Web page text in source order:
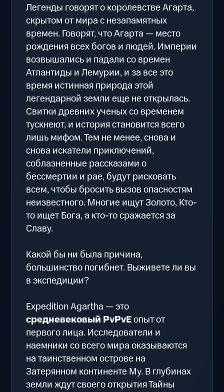
Легенды говорят о королевстве Агарта,
скрытом от мира с незапамятных
времен. Говорят, что Агарта — место
рождения всех богов и людей. Империи
возвышались и падали со времен
Атлантиды и Лемурии, и за все это
время истинная природа этой
легендарной земли еще не открылась.
Свитки древних ученых со временем
тускнеют, и история становится всего
лишь мифом. Тем не менее, снова и
снова искатели приключений,
соблазненные рассказами о
бессмертии и рае, будут рисковать
всем, чтобы бросить вызов опасностям
неизвестного. Многие ищут Золото, Кто-
то ищет Бога, а кто-то сражается за
Славу.
Какой бы ни была причина,
большинство погибнет. Выживете ли вы
в экспедиции?
Expedition Agartha — это
средневековый PvPvEопыт от
первого лица. Исследователи и
наемники со всего мира оказываются
на таинственном острове на
Затерянном континенте Му. В глубинах
земли ждут своего открытия Тайны